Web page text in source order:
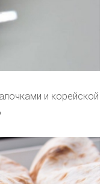
и корейской